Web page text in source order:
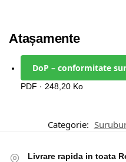
Atașamente
DoP – conformitate
PDF · 248,20 Ko
Categorie:
Livrare rapida in toata